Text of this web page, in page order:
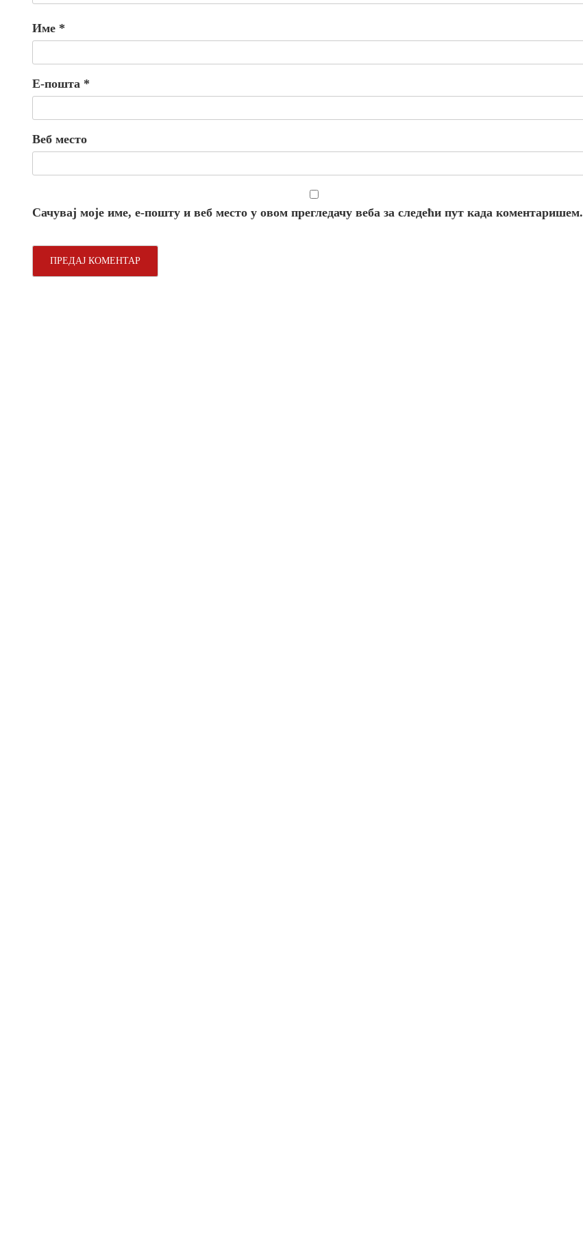
Име *
Е-пошта *
Веб место
Сачувај моје име, е-пошту и веб место у овом прегледачу веба за следећи пут када коментаришем.